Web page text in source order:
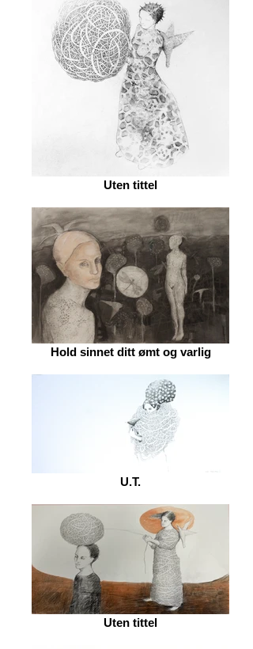
Uten tittel
Hold sinnet ditt ømt og varlig
U.T.
Uten tittel